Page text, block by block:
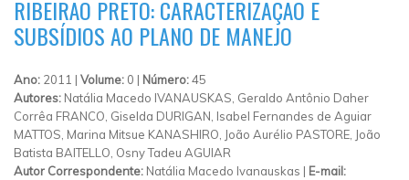
RIBEIRÃO PRETO: CARACTERIZAÇÃO E
SUBSÍDIOS AO PLANO DE MANEJO
Ano: 2011 | Volume: 0 | Número:45
Autores: Natália Macedo IVANAUSKAS, Geraldo Antônio Daher
Corrêa FRANCO, Giselda DURIGAN, Isabel Fernandes de Aguiar
MATTOS, Marina Mitsue KANASHIRO, João Aurélio PASTORE, João
Batista BAITELLO, Osny Tadeu AGUIAR
Autor Correspondente: Natália Macedo Ivanauskas | E-mail: